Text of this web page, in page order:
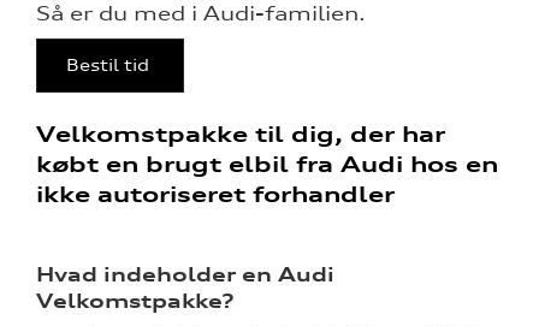
Så er du med i Audi-familien.
Bestil tid
Velkomstpakke til dig, der har
købt en brugt elbil fra Audi hos en
ikke autoriseret forhandler
Hvad indeholder en Audi
Velkomstpakke?